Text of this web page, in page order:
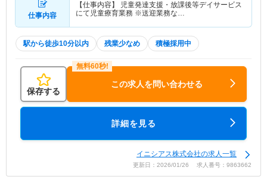
仕事内容
【仕事内容】 児童発達支援・放課後等デイサービス
にて児童療育業務 ※送迎業務な…
駅から徒歩10分以内 残業少なめ 積極採用中
保存する
この求人を問い合わせる
詳細を見る
イニシアス株式会社の求人一覧
更新日：2026/01/26 求人番号：9863662